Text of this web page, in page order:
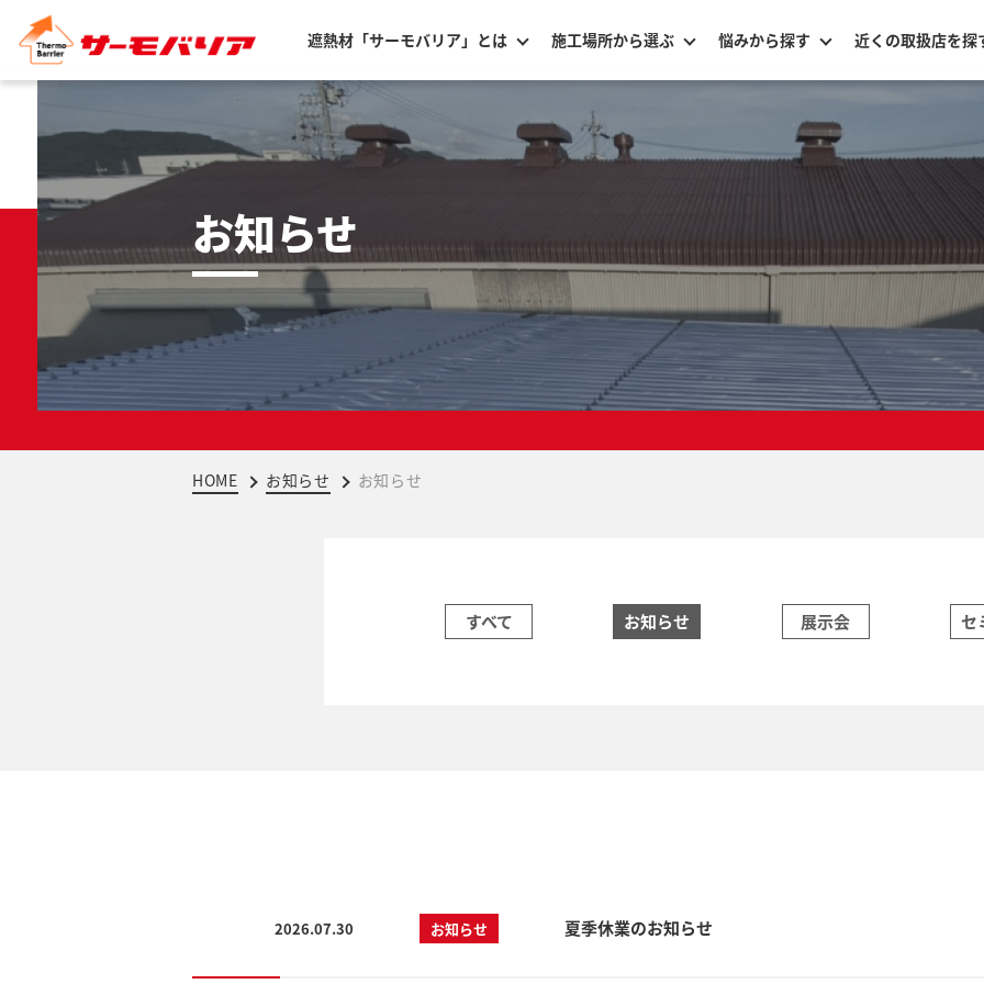
遮熱材「サーモバリア」とは 施工場所から選ぶ 悩みから探す 近くの取扱店を探
お知らせ
HOME お知らせ お知らせ
すべて お知らせ 展示会 セ
2026.07.30 お知らせ 夏季休業のお知らせ